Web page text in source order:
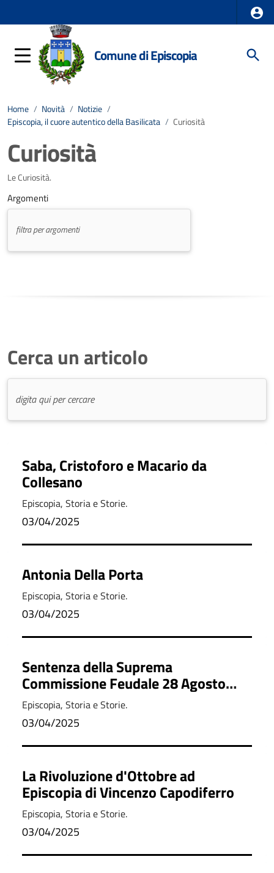
Comune di Episcopia
Home / Novità / Notizie /
Episcopia, il cuore autentico della Basilicata / Curiosità
Curiosità
Le Curiosità.
Argomenti
Cerca un articolo
Saba, Cristoforo e Macario da
Collesano
Episcopia, Storia e Storie.
03/04/2025
Antonia Della Porta
Episcopia, Storia e Storie.
03/04/2025
Sentenza della Suprema
Commissione Feudale 28 Agosto
1810
Episcopia, Storia e Storie.
03/04/2025
La Rivoluzione d'Ottobre ad
Episcopia di Vincenzo Capodiferro
Episcopia, Storia e Storie.
03/04/2025